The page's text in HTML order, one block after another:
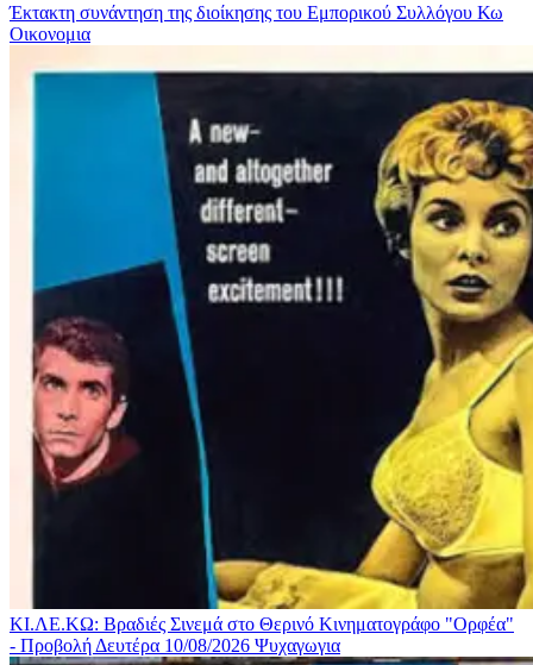
Έκτακτη συνάντηση της διοίκησης του Εμπορικού Συλλόγου Κω
Οικονομια
ΚΙ.ΛΕ.ΚΩ: Βραδιές Σινεμά στο Θερινό Κινηματογράφο "Ορφέα"
- Προβολή Δευτέρα 10/08/2026 Ψυχαγωγια